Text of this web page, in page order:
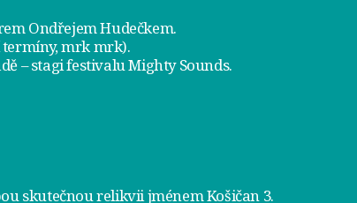
Ondřejem Hudečkem.
mrk mrk).
– stagi festivalu Mighty Sounds.
skutečnou relikvii jménemKošičan 3.